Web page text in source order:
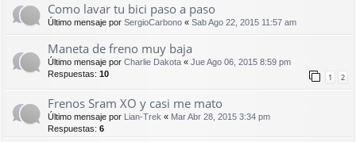
Como lavar tu bici paso a paso
Último mensaje por SergioCarbono « Sab Ago 22, 2015 11:57 am
Maneta de freno muy baja
Último mensaje por Charlie Dakota « Jue Ago 06, 2015 8:59 pm
Respuestas: 10 1 2
Frenos Sram XO y casi me mato
Último mensaje por Lian-Trek « Mar Abr 28, 2015 3:34 pm
Respuestas: 6